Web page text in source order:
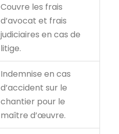
Couvre les frais
d’avocat et frais
judiciaires en cas de
litige.
Indemnise en cas
d’accident sur le
chantier pour le
maître d’œuvre.